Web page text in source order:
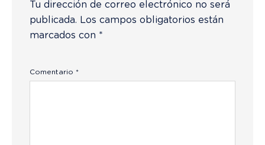
Tu dirección de correo electrónico no será
publicada. Los campos obligatorios están
marcados con *
Comentario *